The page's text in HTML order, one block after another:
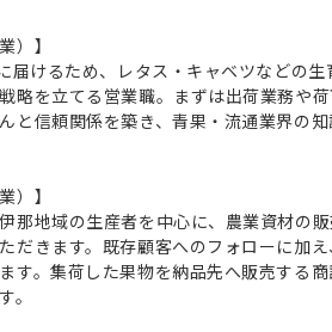
）】
届けるため、レタス・キャベツなどの生
略を立てる営業職。まずは出荷業務や荷
と信頼関係を築き、青果・流通業界の知
）】
那地域の生産者を中心に、農業資材の
だきます。既存顧客へのフォローに加
す。集荷した果物を納品先へ販売する商
。